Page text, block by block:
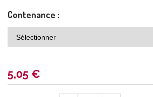
Contenance :
5,05 €